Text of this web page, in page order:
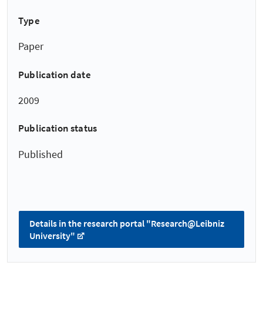
Type
Paper
Publication date
2009
Publication status
Published
Details in the research portal "Research@Leibniz
University"